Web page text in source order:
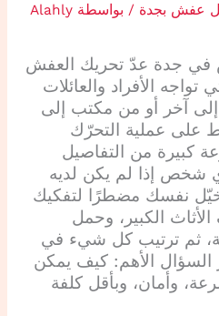
عفش بجدة / بواسطة Alahly
جدة عدّ تحريك العفش
الأفراد والعائلات
آخر أو من مكتب إلى
على عملية التحرّك
كبيرة من التفاصيل
شخص إذا لم يكن لديه
نفسك مضطرًا لتفكيك
الكبير، وحمل
ثم ترتيب كل شيء في
السؤال الأهم: كيف يمكن
وأمان، وبأقل كلفة